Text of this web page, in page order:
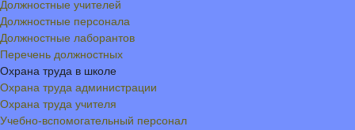
Должностные учителей
Должностные персонала
Должностные лаборантов
Перечень должностных
Охрана труда в школе
Охрана труда администрации
Охрана труда учителя
Учебно-вспомогательный персонал